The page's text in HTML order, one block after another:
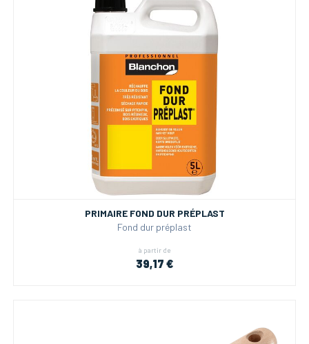
PRIMAIRE FOND DUR PRÉPLAST
Fond dur préplast
à partir de
39,17 €